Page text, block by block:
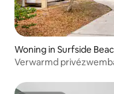
Woning in Surfside
Verwarmd